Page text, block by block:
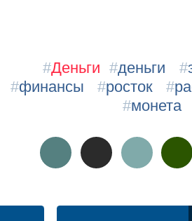
#Деньги #деньги #
#финансы #росток #
#монета